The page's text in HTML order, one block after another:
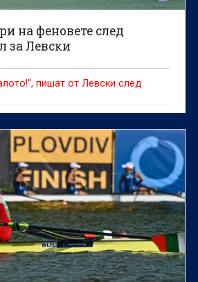
на феновете след
за Левски
пишат от Левски след